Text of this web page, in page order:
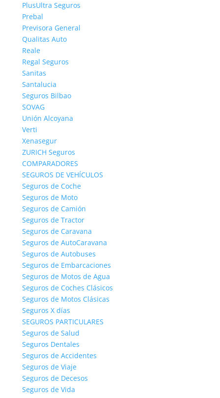
PlusUltra Seguros
Prebal
Previsora General
Qualitas Auto
Reale
Regal Seguros
Sanitas
Santalucia
Seguros Bilbao
SOVAG
Unión Alcoyana
Verti
Xenasegur
ZURICH Seguros
COMPARADORES
SEGUROS DE VEHÍCULOS
Seguros de Coche
Seguros de Moto
Seguros de Camión
Seguros de Tractor
Seguros de Caravana
Seguros de AutoCaravana
Seguros de Autobuses
Seguros de Embarcaciones
Seguros de Motos de Agua
Seguros de Coches Clásicos
Seguros de Motos Clásicas
Seguros X días
SEGUROS PARTICULARES
Seguros de Salud
Seguros Dentales
Seguros de Accidentes
Seguros de Viaje
Seguros de Decesos
Seguros de Vida